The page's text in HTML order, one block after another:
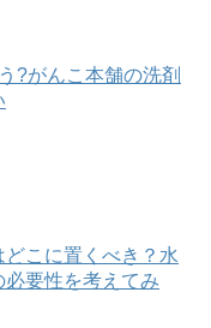
?がんこ本舗の洗剤
こに置くべき？水
要性を考えてみ